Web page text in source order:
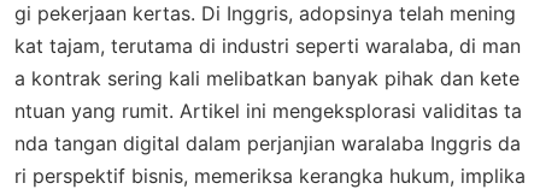
gi pekerjaan kertas. Di Inggris, adopsinya telah mening
kat tajam, terutama di industri seperti waralaba, di man
a kontrak sering kali melibatkan banyak pihak dan kete
ntuan yang rumit. Artikel ini mengeksplorasi validitas ta
nda tangan digital dalam perjanjian waralaba Inggris da
ri perspektif bisnis, memeriksa kerangka hukum, implika